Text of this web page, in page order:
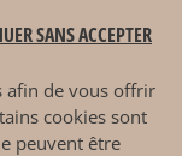
?
afin de vous offrir
cookies sont
peuvent être
SANS ACCEPTER